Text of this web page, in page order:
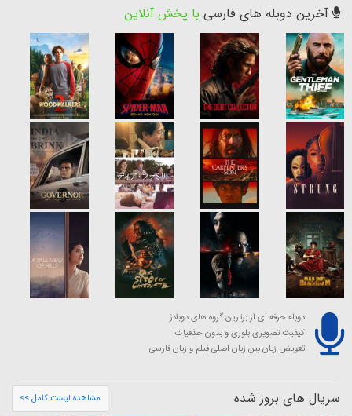
آخرین دوبله های فارسی با پخش آنلاین
دوبله حرفه ای از برترین گروه های دوبلاژ
کیفیت تصویری بلوری و بدون حذفیات
تعویض زبان بین زبان اصلی فیلم و زبان فارسی
سریال های بروز شده مشاهده لیست کامل >>